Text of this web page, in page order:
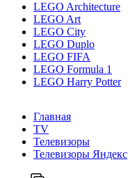
LEGO Architecture
LEGO Art
LEGO City
LEGO Duplo
LEGO FIFA
LEGO Formula 1
LEGO Harry Potter
Главная
TV
Телевизоры
Телевизоры Яндекс